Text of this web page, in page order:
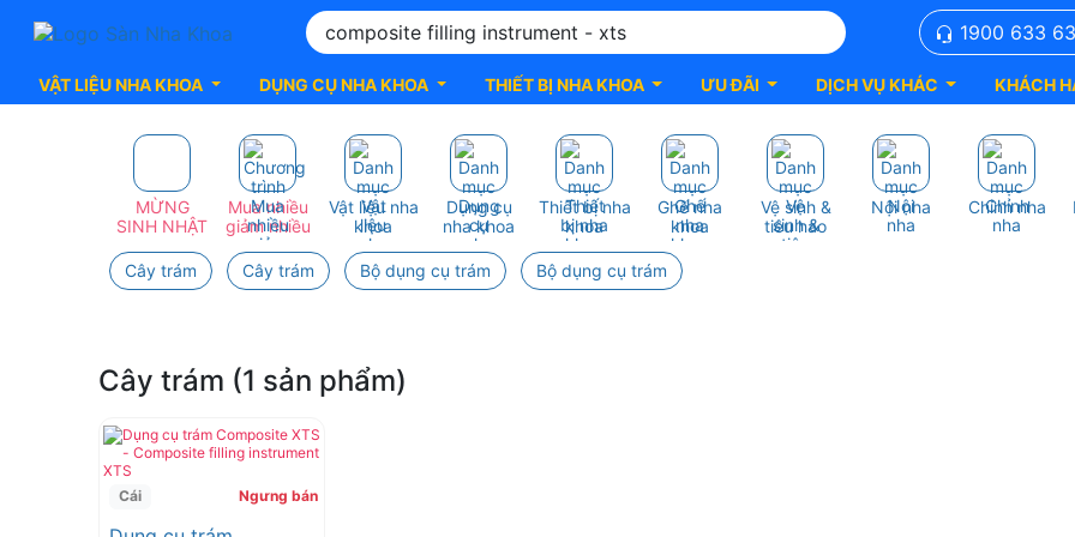
1900 633
VẬT LIỆU NHA KHOA DỤNG CỤ NHA KHOA THIẾT BỊ NHA KHOA ƯU ĐÃI DỊCH VỤ KHÁC KHÁCH
composite
instrument
khoa
MỪNG
SINH NHẬT
Mua nhiều
giảm nhiều
Vật liệu nha
khoa
Dụng cụ
nha khoa
Thiết bị nha
khoa
Ghế nha
khoa
Vệ sinh &
tiêu hao
Nội nha Chỉnh nha
Cây trám Cây trám Bộ dụng cụ trám Bộ dụng cụ trám
Cây trám (1 sản phẩm)
Cái Ngưng bán